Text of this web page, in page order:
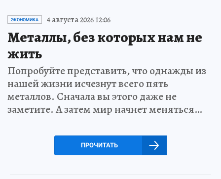
ЭКОНОМИКА 4 августа 2026 12:06
Металлы, без которых нам не
жить
Попробуйте представить, что однажды из
нашей жизни исчезнут всего пять
металлов. Сначала вы этого даже не
заметите. А затем мир начнет меняться…
ПРОЧИТАТЬ